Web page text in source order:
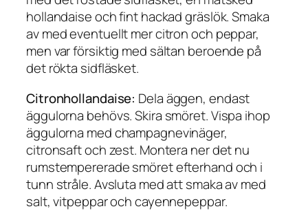
hollandaise och fint hackad gräslök. Smaka
av med eventuellt mer citron och peppar,
men var försiktig med sältan beroende på
det rökta sidfläsket.
Citronhollandaise: Dela äggen, endast
äggulorna behövs. Skira smöret. Vispa ihop
äggulorna med champagnevinäger,
citronsaft och zest. Montera ner det nu
rumstempererade smöret efterhand och i
tunn stråle. Avsluta med att smaka av med
salt, vitpeppar och cayennepeppar.